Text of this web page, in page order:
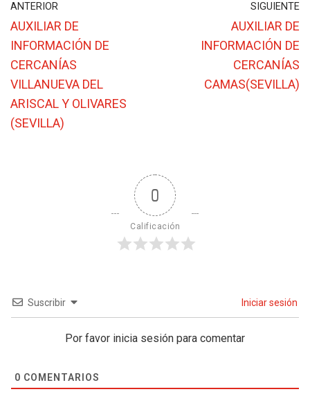
ANTERIOR
AUXILIAR DE
INFORMACIÓN DE
CERCANÍAS
VILLANUEVA DEL
ARISCAL Y OLIVARES
(SEVILLA)
SIGUIENTE
AUXILIAR DE
INFORMACIÓN DE
CERCANÍAS
CAMAS(SEVILLA)
0
Calificación
Suscribir Iniciar sesión
Por favor inicia sesión para comentar
0 COMENTARIOS